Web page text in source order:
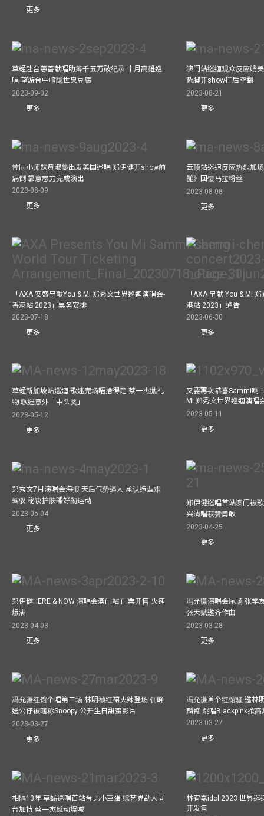
更多
草蜢赴台慈善献唱助筹千五万破纪录 十月高雄巡
唱 望游台中嚐隐世臭豆腐
2023-09-02
更多
澳门站巡迴观众反应媲
紥脚开show打后空翻
2023-08-21
更多
带同小师妹黄淑蔓出发美国巡唱 郑伊健开show前
病倒 靠意志力完成演出
2023-08-09
更多
云顶站巡迴反应热烈加
艷》回馈马拉粉丝
2023-08-08
更多
「AXA 安盛呈献You & Mi 郑秀文世界巡迴演唱会-
香港站 2023」票务安排
2023-07-18
更多
「AXA 呈献 You & Mi
港站 2023」通告
2023-06-30
更多
草蜢新加坡站巡迴 歌迷完场唔捨得走 蔡一杰抛礼
物 歌迷意外「中头奖」
2023-05-12
更多
又要再次恭喜Sammi喇
Mi 郑秀文世界巡迴演唱
2023-05-11
更多
郑秀文7月演唱会海报 天后气势逼人 承认造型难
驾驭 秘诀护肤睡好勤运动
2023-05-04
更多
郑伊健巡唱首站澳门被
兴清唱获赞勇敢
2023-04-25
更多
郑伊健HERE & NOW 演唱会澳门站 门票开售 火速
爆满
2023-04-03
更多
冯允谦演唱会尾场 张学
张天赋邀齐作曲
2023-03-28
更多
冯允谦红馆个唱第二场 林明祯红裙火辣登场 钊峰
送公仔被暱称Snoopy 公开生日甜蜜影片
2023-03-27
更多
冯允谦首个红馆骚 邀林
麟臂 跳唱Blackpink掀高
2023-03-27
更多
相隔13年 草蜢巡唱首站台北小巨蛋 综艺界勐人同
台加持 蔡一杰感动爆喊
林宥嘉idol 2023 世界巡
开发售